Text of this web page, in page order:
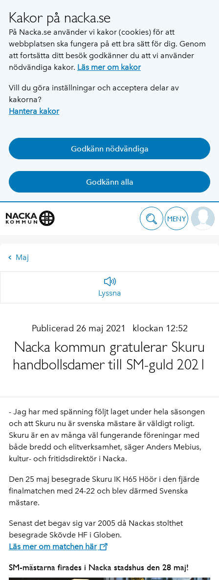
Kakor på nacka.se
På Nacka.se använder vi kakor (cookies) för att
webbplatsen ska fungera på ett bra sätt för dig. Genom
att fortsätta ditt besök godkänner du att vi använder
nödvändiga kakor. Läs mer om kakor
Vill du göra inställningar och acceptera delar av
kakorna?
Hantera kakor
Godkänn nödvändiga
Godkänn alla
MENY
Maj
Lyssna
Publicerad 26 maj 2021 klockan 12:52
Nacka kommun gratulerar Skuru
handbollsdamer till SM-guld 2021
- Jag har med spänning följt laget under hela säsongen
och att Skuru nu är svenska mästare är väldigt roligt.
Skuru är en av många väl fungerande föreningar med
både bredd och elitverksamhet, säger Anders Mebius,
kultur- och fritidsdirektör i Nacka.
Den 25 maj besegrade Skuru IK H65 Höör i den fjärde
finalmatchen med 24-22 och blev därmed Svenska
mästare.
Senast det begav sig var 2005 då Nackas stolthet
besegrade Skövde HF i Globen.
Läs mer om matchen här
SM-mästarna firades i Nacka stadshus den 28 maj!